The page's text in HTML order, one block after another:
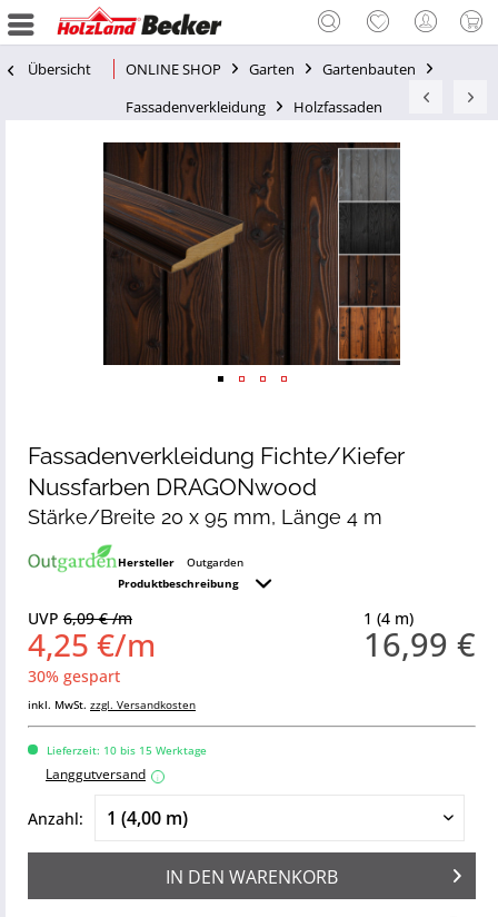
Übersicht ONLINE SHOP Garten
Gartenbauten
Fassadenverkleidung
Holzfassaden
Fassadenverkleidung Fichte/Kiefer
Nussfarben DRAGONwood
Stärke/Breite 20 x 95 mm, Länge 4 m
Hersteller
Outgarden
Produktbeschreibung
1 (4 m)
16,99 €
UVP 6,09 € /m
4,25 €/m
30% gespart
inkl. MwSt. zzgl. Versandkosten
Lieferzeit: 10 bis 15 Werktage
Langgutversand i
Anzahl:
IN DEN WARENKORB